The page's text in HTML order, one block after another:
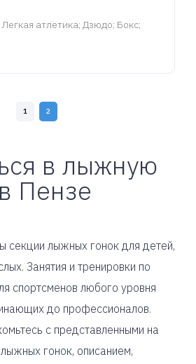
Легкая атлетика; Дзюдо; Бокс;
1 2
в лыжную
Пензе
секции лыжных гонок для детей,
Занятия и тренировки по
спортсменов любого уровня
до профессионалов.
с представленными на
гонок, описанием,